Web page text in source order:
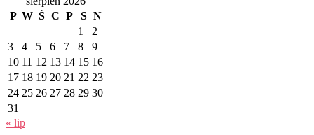
P W Ś C P S N
1
2
3
4 5 6 7 8
9
10 11 12 13 14 15 16
17 18 19 20 21 22 23
24 25 26 27 28 29 30
31
« lip